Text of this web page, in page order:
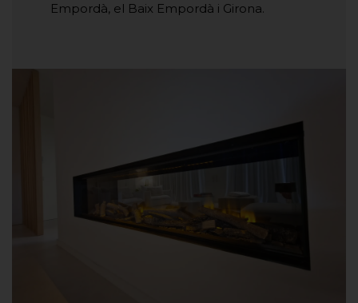
Empordà, el Baix Empordà i Girona.